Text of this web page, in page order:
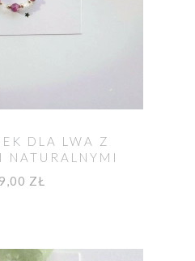
DLA LWA Z
NATURALNYMI
ZŁ